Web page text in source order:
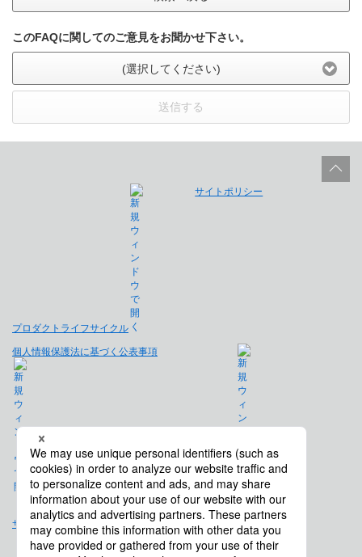
このFAQに関してのご意見をお聞かせ下さい。
(選択してください)
送信する
プロダクトライフサイクル
サイトポリシー
個人情報保護法に基づく公表事項
免責事項
サイトマップ